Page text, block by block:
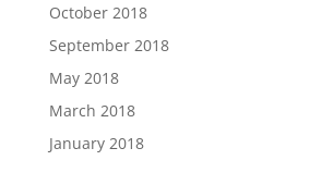
October 2018
September 2018
May 2018
March 2018
January 2018